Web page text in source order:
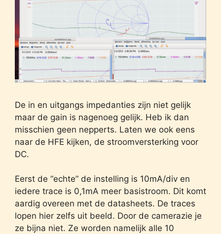
De in en uitgangs impedanties zijn niet gelijk
maar de gain is nagenoeg gelijk. Heb ik dan
misschien geen nepperts. Laten we ook eens
naar de HFE kijken, de stroomversterking voor
DC.
Eerst de “echte” de instelling is 10mA/div en
iedere trace is 0,1mA meer basistroom. Dit komt
aardig overeen met de datasheets. De traces
lopen hier zelfs uit beeld. Door de camerazie je
ze bijna niet. Ze worden namelijk alle 10